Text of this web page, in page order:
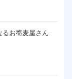
るお蕎麦屋さん